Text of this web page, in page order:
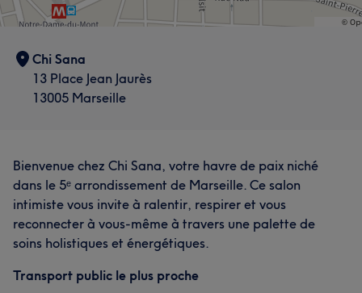
Chi Sana
13 Place Jean Jaurès
13005 Marseille
Bienvenue chez Chi Sana, votre havre de paix niché
dans le 5ᵉ arrondissement de Marseille. Ce salon
intimiste vous invite à ralentir, respirer et vous
reconnecter à vous-même à travers une palette de
soins holistiques et énergétiques.
Transport public le plus proche